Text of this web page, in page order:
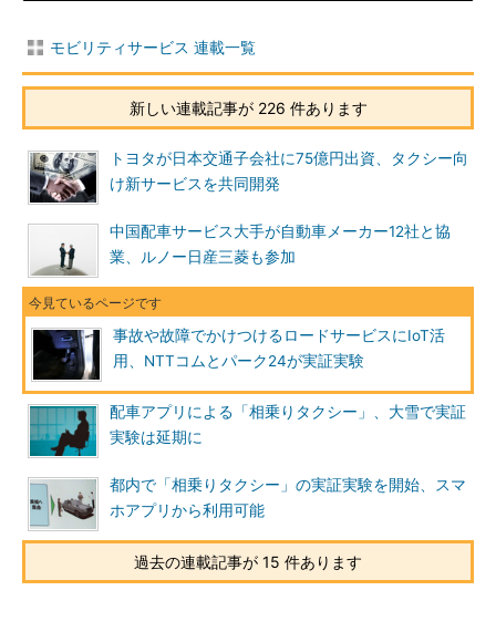
モビリティサービス 連載一覧
新しい連載記事が 226 件あります
トヨタが日本交通子会社に75億円出資、タクシー向
け新サービスを共同開発
中国配車サービス大手が自動車メーカー12社と協
業、ルノー日産三菱も参加
事故や故障でかけつけるロードサービスにIoT活
用、NTTコムとパーク24が実証実験
配車アプリによる「相乗りタクシー」、大雪で実証
実験は延期に
都内で「相乗りタクシー」の実証実験を開始、スマ
ホアプリから利用可能
過去の連載記事が 15 件あります